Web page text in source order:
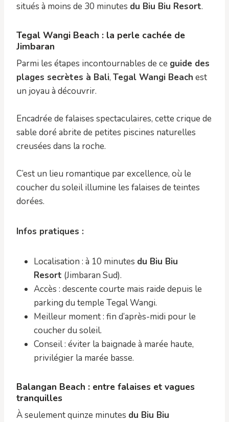
situés à moins de 30 minutes du Biu Biu Resort.
Tegal Wangi Beach : la perle cachée de
Jimbaran
Parmi les étapes incontournables de ce guide des
plages secrètes à Bali, Tegal Wangi Beach est
un joyau à découvrir.
Encadrée de falaises spectaculaires, cette crique de
sable doré abrite de petites piscines naturelles
creusées dans la roche.
C’est un lieu romantique par excellence, où le
coucher du soleil illumine les falaises de teintes
dorées.
Infos pratiques :
Localisation : à 10 minutes du Biu Biu
Resort (Jimbaran Sud).
Accès : descente courte mais raide depuis le
parking du temple Tegal Wangi.
Meilleur moment : fin d’après-midi pour le
coucher du soleil.
Conseil : éviter la baignade à marée haute,
privilégier la marée basse.
Balangan Beach : entre falaises et vagues
tranquilles
À seulement quinze minutes du Biu Biu